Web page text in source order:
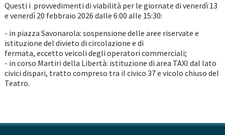
Questi i provvedimenti di viabilità per le giornate di venerdì 13
e venerdì 20 febbraio 2026 dalle 6:00 alle 15:30:
- in piazza Savonarola: sospensione delle aree riservate e
istituzione del divieto di circolazione e di
fermata, eccetto veicoli degli operatori commerciali;
- in corso Martiri della Libertà: istituzione di area TAXI dal lato
civici dispari, tratto compreso tra il civico 37 e vicolo chiuso del
Teatro.